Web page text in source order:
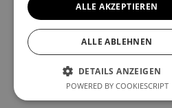
© 2025 — All
Beyond
ALLE AKZEPTIEREN
ALLE ABLEHNEN
DETAILS ANZEIGEN
POWERED BY COOKIESCRIPT